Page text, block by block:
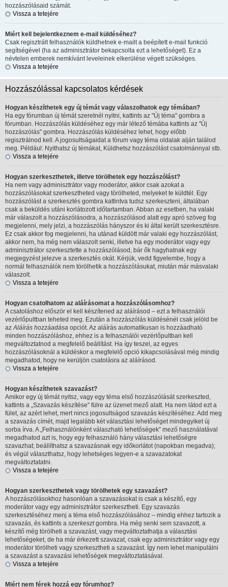
hozzászólásaid számát.
Vissza a tetejére
Miért kell bejelentkeznem e-mail küldéséhez?
Csak regisztrált felhasználók küldhetnek e-mailt a beépített e-mail funkció
segítségével (ha az adminisztrátor bekapcsolta ezt a lehetőséget). Ez a
névtelen emberek nemkívánt leveleinek elkerülése végett szükséges.
Vissza a tetejére
Hozzászólással kapcsolatos kérdések
Hogyan készíthetek egy új témát vagy válaszolhatok egy témában?
Ha egy fórumban új témát szeretnél nyitni, kattints az "Új téma" gombra a
fórumban. Hozzászólás küldéséhez egy már létező témába kattints az "Új
hozzászólás" gombra. Hozzászólás küldéséhez lehet, hogy előbb
regisztrálnod kell. A jogosultságaidat a fórum vagy téma oldalak alján találod
meg. Például: Nyithatsz új témákat, Küldhetsz hozzászólást csatolmánnyal stb.
Vissza a tetejére
Hogyan szerkeszthetek, illetve törölhetek egy hozzászólást?
Ha nem vagy adminisztrátor vagy moderátor, akkor csak azokat a
hozzászólásokat szerkesztheted vagy törölheted, melyeket te küldtél. Egy
hozzászólást a szerkesztés gombra kattintva tudsz szerkeszteni, általában
csak a beküldés utáni korlátozott időtartamban. Abban az esetben, ha valaki
már válaszolt a hozzászólásodra, a hozzászólásod alatt egy apró szöveg fog
megjelenni, mely jelzi, a hozzászólás hányszor és ki által került szerkesztésre.
Ez csak akkor fog megjelenni, ha utánad küldött már valaki egy hozzászólást,
akkor nem, ha még nem válaszolt senki, illetve ha egy moderátor vagy egy
adminisztrátor szerkesztette a hozzászólásod, bár ők hagyhatnak egy
megjegyzést jelezve a szerkesztés okát. Kérjük, vedd figyelembe, hogy a
normál felhasználók nem törölhetik a hozzászólásukat, miután már másvalaki
válaszolt.
Vissza a tetejére
Hogyan csatolhatom az aláírásomat a hozzászólásomhoz?
A csatoláshoz először el kell készítened az aláírásod – ezt a felhasználói
vezérlőpultban teheted meg. Ezután a hozzászólás küldésénél csak jelöld be
azAláírás hozzáadása opciót. Az aláírás automatikusan is hozzáadható
minden hozzászóláshoz, ehhez is a felhasználói vezérlőpultban kell
megváltoztatnod a megfelelő beállítást. Ha így teszel, az egyes
hozzászólásoknál a küldéskor a megfelelő opció kikapcsolásával még mindig
megadhatod, hogy ne kerüljön csatolásra az aláírásod.
Vissza a tetejére
Hogyan készíthetek szavazást?
Amikor egy új témát nyitsz, vagy egy téma első hozzászólását szerkeszted,
kattints a „Szavazás készítése” fülre az üzenet mező alatt. Ha nem látod ezt a
fület, az azért lehet, mert nincs jogosultságod szavazás készítéséhez. Add meg
a szavazás címét, majd legalább két választási lehetőséget mindegyiket új
sorba írva. A „Felhasználónként válaszható lehetőségek” mező használatával
megadhatod azt is, hogy egy felhasználó hány választási lehetőségre
szavazhat; beállíthatsz a szavazásnak egy időkorlátot (napokban megadva);
és végül választhatsz, hogy lehetséges legyen-e a szavazatokat
megváltoztatatni.
Vissza a tetejére
Hogyan szerkeszthetek vagy törölhetek egy szavazást?
A hozzászólásokhoz hasonlóan a szavazásokat is csak a készítő, egy
moderátor vagy egy adminisztrátor szerkesztheti. Egy szavazás
szerkesztéséhez menj a téma első hozzászólásához – mindig ehhez tartozik a
szavazás, és kattints a szerkesztgombra. Ha még senki sem szavazott, a
készítő még törölheti a szavazást, vagy megváltoztathatja a választási
lehetőségeket, de ha már érkezett szavazat, csak egy adminisztrátor vagy egy
moderátor törölheti vagy szerkesztheti a szavazást. Így nem lehet manipulálni
a szavazást a szavazási lehetőségek megváltoztatásával.
Vissza a tetejére
Miért nem férek hozzá egy fórumhoz?